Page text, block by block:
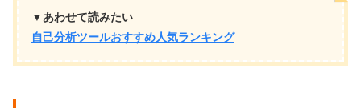
▼あわせて読みたい
自己分析ツールおすすめ人気ランキング